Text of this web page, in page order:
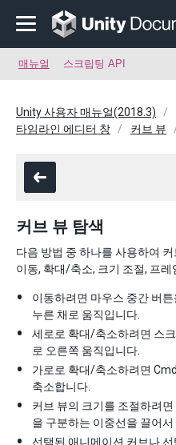
매뉴얼 스크립팅 API
Unity 사용자 매뉴얼(2018.3)
타임라인 에디터 창
커브 뷰
커브 뷰 탐색
다음 방법 중 하나를 사용하여
이동, 확대/축소, 크기 조절, 프레
이동하려면 마우스 중간 버
누른 채로 움직입니다.
세로로 확대/축소하려면 스
로 오른쪽 움직입니다.
가로로 확대/축소하려면
축소합니다.
커브 뷰의 크기를 조절하려
을 구분하는 이중선을 끌어서
선택된 애니메이션 커브나